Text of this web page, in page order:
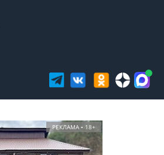
РЕКЛАМА • 18+